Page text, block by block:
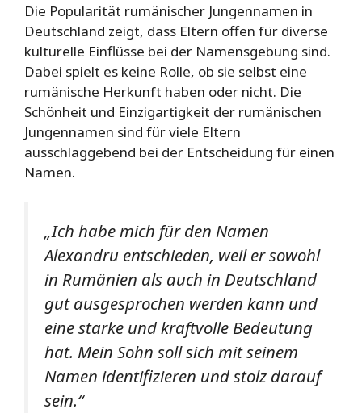
Die Popularität rumänischer Jungennamen in
Deutschland zeigt, dass Eltern offen für diverse
kulturelle Einflüsse bei der Namensgebung sind.
Dabei spielt es keine Rolle, ob sie selbst eine
rumänische Herkunft haben oder nicht. Die
Schönheit und Einzigartigkeit der rumänischen
Jungennamen sind für viele Eltern
ausschlaggebend bei der Entscheidung für einen
Namen.
„Ich habe mich für den Namen
Alexandru entschieden, weil er sowohl
in Rumänien als auch in Deutschland
gut ausgesprochen werden kann und
eine starke und kraftvolle Bedeutung
hat. Mein Sohn soll sich mit seinem
Namen identifizieren und stolz darauf
sein.“